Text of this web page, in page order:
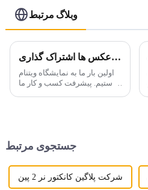
وبلاگ مرتبط
عکس ها اشتراک گذاری CEIT&ECPE در ویتنام
اولین بار ما به نمایشگاه ویتنام
پیوستیم. پیشرفت کسب و کار ما
جستجوی مرتبط
شرکت پلاگین کانکتور نر 2 پین